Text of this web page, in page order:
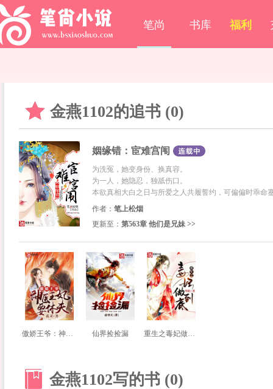
笔尚 书库 福利
金燕1102的追书 (0)
姻缘错：宦难宫闱
为洗冤，她变身份、换真容。
为一人，她隐忍，独舐伤口。
本欲真相大白之日与所爱之人共履誓约，可偏偏时乖命
关键的刺杀带来命途的转折，那厮明明是阉人来着，
误会、巧合、阴谋……层层交织，婉转迂回。奇怪的是
作者： 笔上松烟
更新至： 第563章 他们是兄妹 >>
仙界捡捡漏
金燕1102写的书 (0)